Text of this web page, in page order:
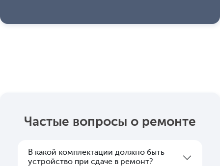
Частые вопросы о ремонте
В какой комплектации должно быть
устройство при сдаче в ремонт?